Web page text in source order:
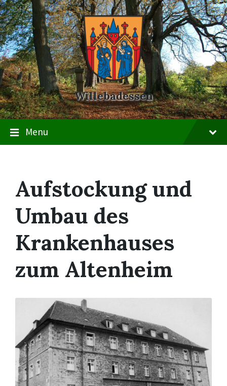
Skip
to
content
Skip
to
main
navigation
Skip
to
footer
Willebadessen
Menu
Aufstockung und
Umbau des
Krankenhauses
zum Altenheim